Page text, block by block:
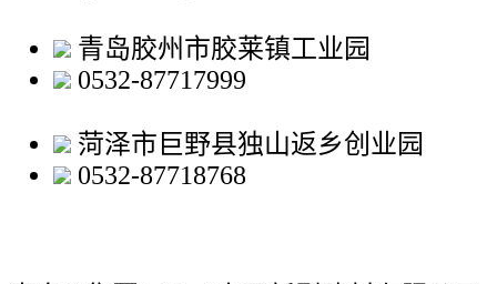
青岛胶州市胶莱镇工业园
0532-87717999
菏泽市巨野县独山返乡创业园
0532-87718768